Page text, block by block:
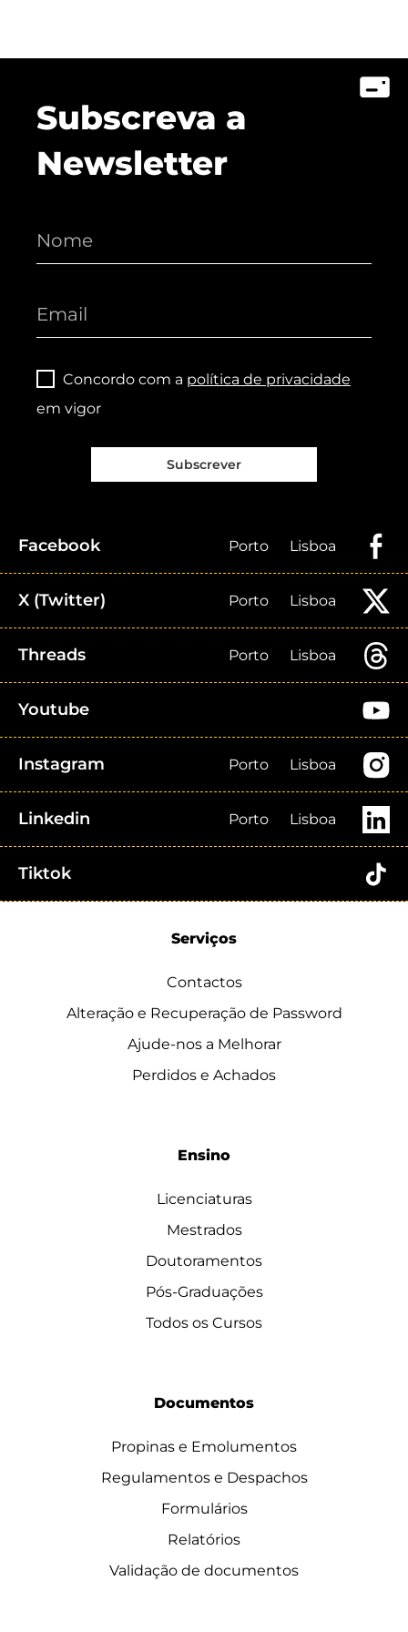
Subscreva a
Newsletter
Concordo com a política de privacidade
em vigor
Subscrever
Facebook Porto Lisboa
X (Twitter) Porto Lisboa
Threads Porto Lisboa
Youtube
Instagram Porto Lisboa
Linkedin Porto Lisboa
Tiktok
Serviços
Contactos
Alteração e Recuperação de Password
Ajude-nos a Melhorar
Perdidos e Achados
Ensino
Licenciaturas
Mestrados
Doutoramentos
Pós-Graduações
Todos os Cursos
Documentos
Propinas e Emolumentos
Regulamentos e Despachos
Formulários
Relatórios
Validação de documentos